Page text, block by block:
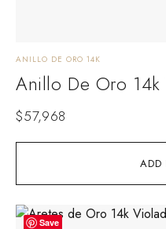
ADD
ANILLO DE ORO 14K
Anillo De Oro
$57,968
Save